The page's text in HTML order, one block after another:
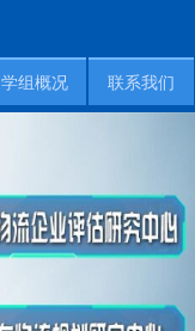
学组概况 联系我们